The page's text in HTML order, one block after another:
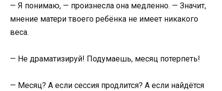
— Я понимаю, — произнесла она медленно. — Значит,
мнение матери твоего ребёнка не имеет никакого
веса.
— Не драматизируй! Подумаешь, месяц потерпеть!
— Месяц? А если сессия продлится? А если найдётся